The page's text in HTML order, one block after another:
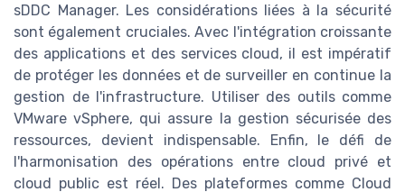
sDDC Manager. Les considérations liées à la sécurité
sont également cruciales. Avec l'intégration croissante
des applications et des services cloud, il est impératif
de protéger les données et de surveiller en continue la
gestion de l'infrastructure. Utiliser des outils comme
VMware vSphere, qui assure la gestion sécurisée des
ressources, devient indispensable. Enfin, le défi de
l'harmonisation des opérations entre cloud privé et
cloud public est réel. Des plateformes comme Cloud